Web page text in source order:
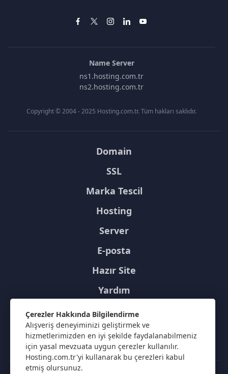
Name Server
ns1.hosting.com.tr
ns2.hosting.com.tr
Copyright © 2004 - 2025 Hosting.com.tr. Tüm hakları saklıdır.
Domain
SSL
Marka Tescil
Hosting
Server
E-posta
Hazır Site
Yardım
Kurumsal
Müşteri Hizmetleri
Çerezler Hakkında Bilgilendirme
Alışveriş deneyiminizi geliştirmek ve
hizmetlerimizden en iyi şekilde faydalanabilmeniz
için yasal mevzuata uygun çerezler kullanılır.
Hosting.com.tr'yi kullanarak bu çerezleri kabul
etmiş olursunuz.